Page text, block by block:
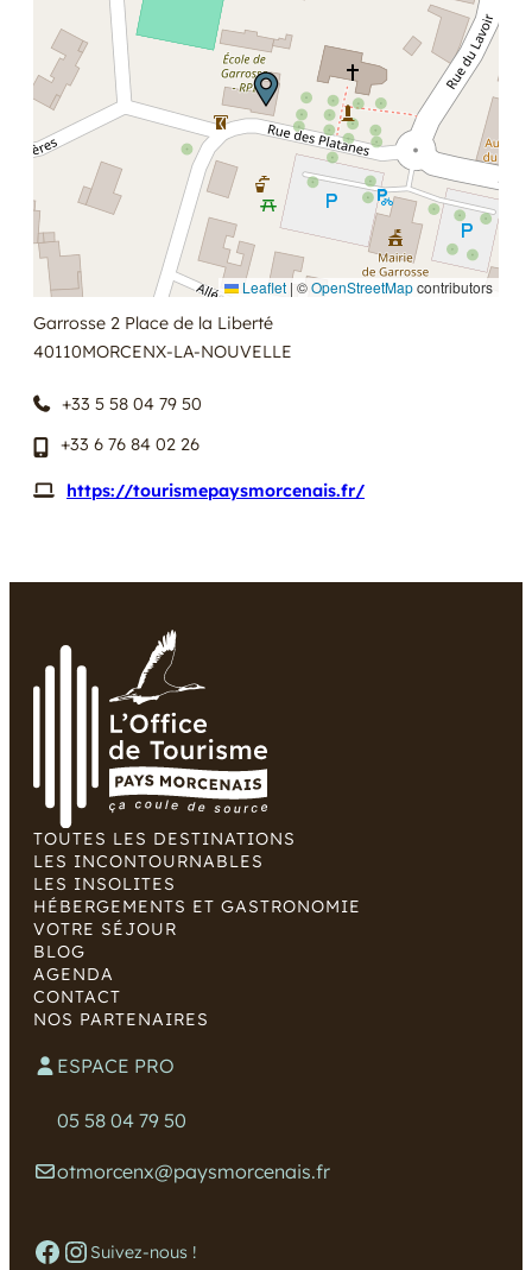
Leaflet | ©OpenStreetMapcontributors
Garrosse 2 Place de la Liberté
40110MORCENX-LA-NOUVELLE
+33 5 58 04 79 50
+33 6 76 84 02 26
https://tourismepaysmorcenais.fr/
TOUTES LES DESTINATIONS
LES INCONTOURNABLES
LES INSOLITES
HÉBERGEMENTS ET GASTRONOMIE
VOTRE SÉJOUR
BLOG
AGENDA
CONTACT
NOS PARTENAIRES
ESPACE PRO
05 58 04 79 50
otmorcenx@paysmorcenais.fr
Facebook Instagram Suivez-nous !